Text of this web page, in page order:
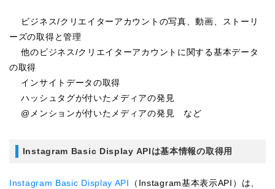
ビジネス/クリエイターアカウントの写真、動画、ストーリ
ーズの取得と管理
他のビジネス/クリエイターアカウントに関する基本データ
の取得
インサイトデータの取得
ハッシュタグが付いたメディアの発見
@メンションが付いたメディアの発見 など
Instagram Basic Display APIは基本情報の取得用
Instagram Basic Display API
（Instagram基本表示API）は、